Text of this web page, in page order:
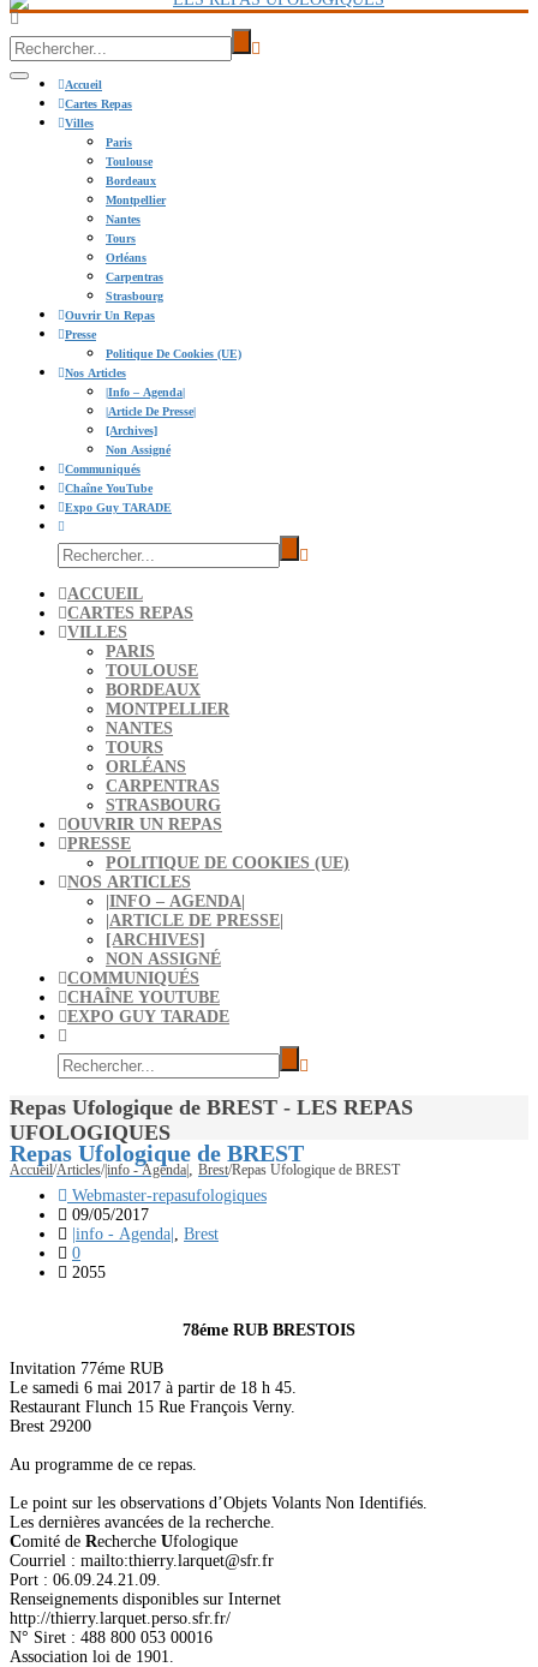
Accueil
Cartes Repas
Villes
Paris
Toulouse
Bordeaux
Montpellier
Nantes
Tours
Orléans
Carpentras
Strasbourg
Ouvrir Un Repas
Presse
Politique De Cookies (UE)
Nos Articles
|info – Agenda|
|Article De Presse|
[Archives]
Non Assigné
Communiqués
Chaîne YouTube
Expo Guy TARADE
ACCUEIL
CARTES REPAS
VILLES
PARIS
TOULOUSE
BORDEAUX
MONTPELLIER
NANTES
TOURS
ORLÉANS
CARPENTRAS
STRASBOURG
OUVRIR UN REPAS
PRESSE
POLITIQUE DE COOKIES (UE)
NOS ARTICLES
|INFO – AGENDA|
|ARTICLE DE PRESSE|
[ARCHIVES]
NON ASSIGNÉ
COMMUNIQUÉS
CHAÎNE YOUTUBE
EXPO GUY TARADE
Repas Ufologique de BREST - LES REPAS
UFOLOGIQUES
Accueil/Articles/|info - Agenda| , Brest/Repas Ufologique de BREST
Repas Ufologique de BREST
Webmaster-repasufologiques
09/05/2017
|info - Agenda| , Brest
0
2055
78éme RUB BRESTOIS
Invitation 77éme RUB
Le samedi 6 mai 2017 à partir de 18 h 45.
Restaurant Flunch 15 Rue François Verny.
Brest 29200
Au programme de ce repas.
Le point sur les observations d’Objets Volants Non Identifiés.
Les dernières avancées de la recherche.
Comité de Recherche Ufologique
Courriel : mailto:thierry.larquet@sfr.fr
Port : 06.09.24.21.09.
Renseignements disponibles sur Internet
http://thierry.larquet.perso.sfr.fr/
N° Siret : 488 800 053 00016
Association loi de 1901.